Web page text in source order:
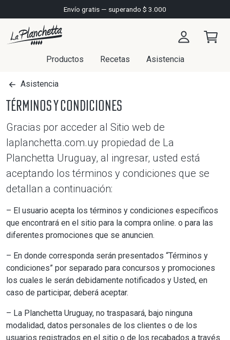
Envío gratis — superando $ 3.000
Productos Recetas Asistencia
Asistencia
Términos y condiciones
Gracias por acceder al Sitio web de
laplanchetta.com.uy propiedad de La
Planchetta Uruguay, al ingresar, usted está
aceptando los términos y condiciones que se
detallan a continuación:
– El usuario acepta los términos y condiciones específicos
que encontrará en el sitio para la compra online. o para las
diferentes promociones que se anuncien.
– En donde corresponda serán presentados “Términos y
condiciones” por separado para concursos y promociones
los cuales le serán debidamente notificados y Usted, en
caso de participar, deberá aceptar.
– La Planchetta Uruguay, no traspasará, bajo ninguna
modalidad, datos personales de los clientes o de los
usuarios registrados en el sitio o de los recabados a través